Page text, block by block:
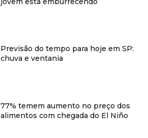
Previsão do tempo para hoje em SP:
chuva e ventania
77% temem aumento no preço dos
alimentos com chegada do El Niño